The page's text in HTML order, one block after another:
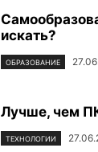
искать?
ОБРАЗОВАНИЕ
Лучше, чем
ТЕХНОЛОГИИ